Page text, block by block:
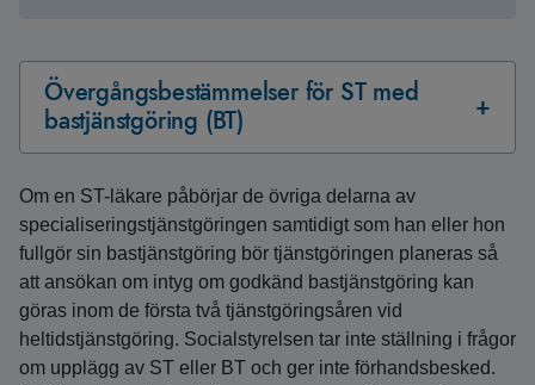
Övergångsbestämmelser för ST med
bastjänstgöring (BT)
Om en ST-läkare påbörjar de övriga delarna av
specialiseringstjänstgöringen samtidigt som han eller hon
fullgör sin bastjänstgöring bör tjänstgöringen planeras så
att ansökan om intyg om godkänd bastjänstgöring kan
göras inom de första två tjänstgöringsåren vid
heltidstjänstgöring. Socialstyrelsen tar inte ställning i frågor
om upplägg av ST eller BT och ger inte förhandsbesked.